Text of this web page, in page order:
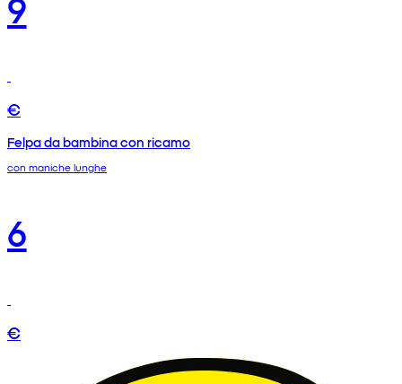
€
Felpa da bambina con ricamo
con maniche lunghe
6
€